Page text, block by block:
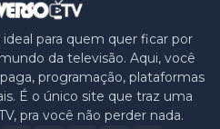
para quem quer ficar por
da televisão. Aqui, você
programação, plataformas
É o único site que traz uma
pra você não perder nada.